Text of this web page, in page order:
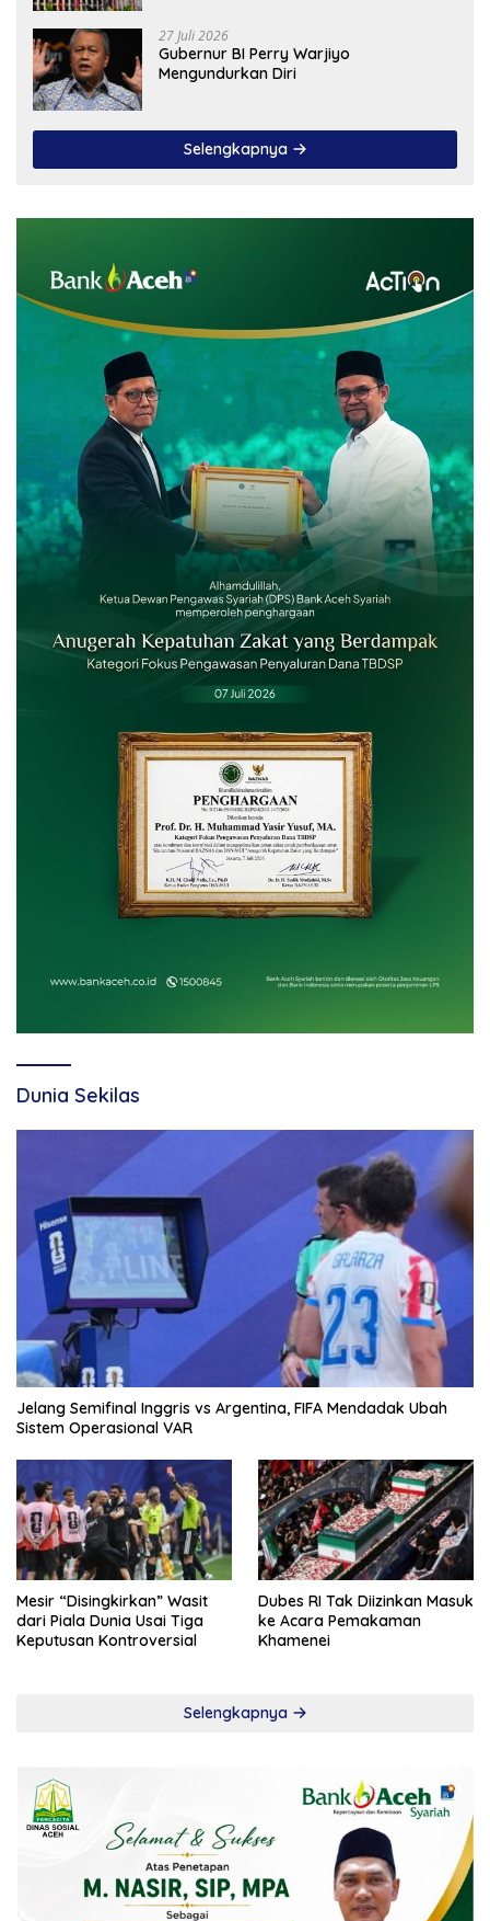
27 Juli 2026
Gubernur BI Perry Warjiyo
Mengundurkan Diri
Selengkapnya
Dunia Sekilas
Jelang Semifinal Inggris vs Argentina, FIFA Mendadak Ubah
Sistem Operasional VAR
Mesir “Disingkirkan” Wasit
dari Piala Dunia Usai Tiga
Keputusan Kontroversial
Dubes RI Tak Diizinkan Masuk
ke Acara Pemakaman
Khamenei
Selengkapnya